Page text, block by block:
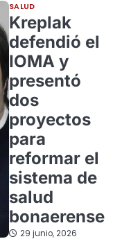
SALUD
Kreplak
defendió el
IOMA y
presentó
dos
proyectos
para
reformar el
sistema de
salud
bonaerense
29 junio, 2026